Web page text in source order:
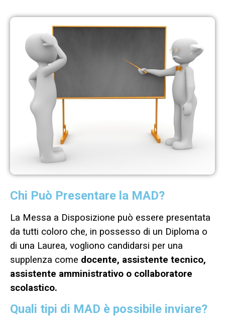
Chi Può Presentare la MAD?
La Messa a Disposizione può essere presentata
da tutti coloro che, in possesso di un Diploma o
di una Laurea, vogliono candidarsi per una
supplenza come docente, assistente tecnico,
assistente amministrativo o collaboratore
scolastico.
Quali tipi di MAD è possibile inviare?